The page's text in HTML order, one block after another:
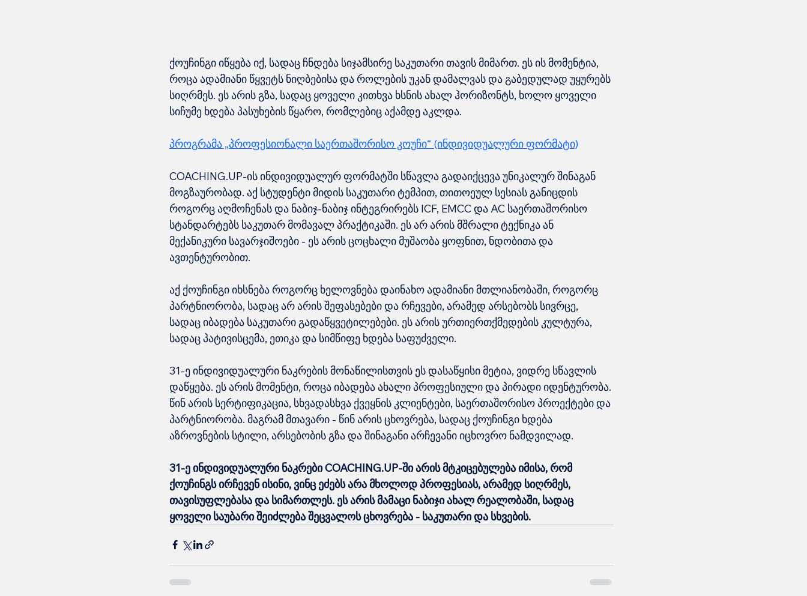
ქოუჩინგი იწყება იქ, სადაც ჩნდება სიჯამსირე საკუთარი თავის მიმართ. ეს ის მომენტია,
როცა ადამიანი წყვეტს ნიღბებისა და როლების უკან დამალვას და გაბედულად უყურებს
სიღრმეს. ეს არის გზა, სადაც ყოველი კითხვა ხსნის ახალ ჰორიზონტს, ხოლო ყოველი
სიჩუმე ხდება პასუხების წყარო, რომლებიც აქამდე აკლდა.
პროგრამა „პროფესიონალი საერთაშორისო კოუჩი“ (ინდივიდუალური ფორმატი)
COACHING.UP-ის ინდივიდუალურ ფორმატში სწავლა გადაიქცევა უნიკალურ შინაგან
მოგზაურობად. აქ სტუდენტი მიდის საკუთარი ტემპით, თითოეულ სესიას განიცდის
როგორც აღმოჩენას და ნაბიჯ-ნაბიჯ ინტეგრირებს ICF, EMCC და AC საერთაშორისო
სტანდარტებს საკუთარ მომავალ პრაქტიკაში. ეს არ არის მშრალი ტექნიკა ან
მექანიკური სავარჯიშოები - ეს არის ცოცხალი მუშაობა ყოფნით, ნდობითა და
ავთენტურობით.
აქ ქოუჩინგი იხსნება როგორც ხელოვნება დაინახო ადამიანი მთლიანობაში, როგორც
პარტნიორობა, სადაც არ არის შეფასებები და რჩევები, არამედ არსებობს სივრცე,
სადაც იბადება საკუთარი გადაწყვეტილებები. ეს არის ურთიერთქმედების კულტურა,
სადაც პატივისცემა, ეთიკა და სიმწიფე ხდება საფუძველი.
31-ე ინდივიდუალური ნაკრების მონაწილისთვის ეს დასაწყისი მეტია, ვიდრე სწავლის
დაწყება. ეს არის მომენტი, როცა იბადება ახალი პროფესიული და პირადი იდენტურობა.
წინ არის სერტიფიკაცია, სხვადასხვა ქვეყნის კლიენტები, საერთაშორისო პროექტები და
პარტნიორობა. მაგრამ მთავარი - წინ არის ცხოვრება, სადაც ქოუჩინგი ხდება
აზროვნების სტილი, არსებობის გზა და შინაგანი არჩევანი იცხოვრო ნამდვილად.
31-ე ინდივიდუალური ნაკრები COACHING.UP-ში არის მტკიცებულება იმისა, რომ
ქოუჩინგს ირჩევენ ისინი, ვინც ეძებს არა მხოლოდ პროფესიას, არამედ სიღრმეს,
თავისუფლებასა და სიმართლეს. ეს არის მამაცი ნაბიჯი ახალ რეალობაში, სადაც
ყოველი საუბარი შეიძლება შეცვალოს ცხოვრება - საკუთარი და სხვების.